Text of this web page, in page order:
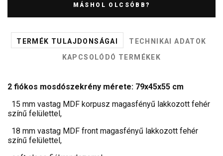
MÁSHOL OLCSÓBB?
TERMÉK TULAJDONSÁGAI
TECHNIKAI ADATOK
KAPCSOLÓDÓ TERMÉKEK
2 fiókos mosdószekrény mérete: 79x45x55 cm
15 mm vastag MDF korpusz magasfényű lakkozott fehér
színű felülettel,
18 mm vastag MDF front magasfényű lakkozott fehér
színű felülettel,